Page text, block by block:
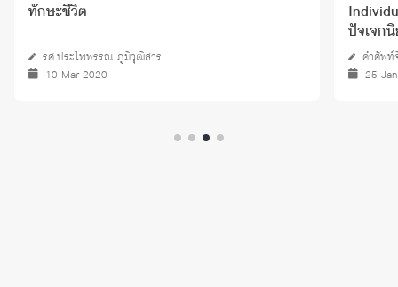
ทักษะชีวิต
รศ.ประไพพรรณ ภูมิวุฒิสาร
10 Mar 2020
ปัจเจก
คำศัพท์
25